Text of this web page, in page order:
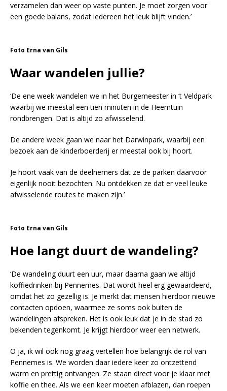
verzamelen dan weer op vaste punten. Je moet zorgen voor
een goede balans, zodat iedereen het leuk blijft vinden.’
Foto Erna van Gils
Waar wandelen jullie?
‘De ene week wandelen we in het Burgemeester in ‘t Veldpark
waarbij we meestal een tien minuten in de Heemtuin
rondbrengen. Dat is altijd zo afwisselend.
De andere week gaan we naar het Darwinpark, waarbij een
bezoek aan de kinderboerderij er meestal ook bij hoort.
Je hoort vaak van de deelnemers dat ze de parken daarvoor
eigenlijk nooit bezochten. Nu ontdekken ze dat er veel leuke
afwisselende routes te maken zijn.’
Foto Erna van Gils
Hoe langt duurt de wandeling?
‘De wandeling duurt een uur, maar daarna gaan we altijd
koffiedrinken bij Pennemes. Dat wordt heel erg gewaardeerd,
omdat het zo gezellig is. Je merkt dat mensen hierdoor nieuwe
contacten opdoen, waarmee ze soms ook buiten de
wandelingen afspreken. Het is ook leuk dat je in de stad zo
bekenden tegenkomt. Je krijgt hierdoor weer een netwerk.
O ja, ik wil ook nog graag vertellen hoe belangrijk de rol van
Pennemes is. We worden daar iedere keer zo ontzettend
warm en prettig ontvangen. Ze staan direct voor je klaar met
koffie en thee. Als we een keer moeten afblazen, dan roepen